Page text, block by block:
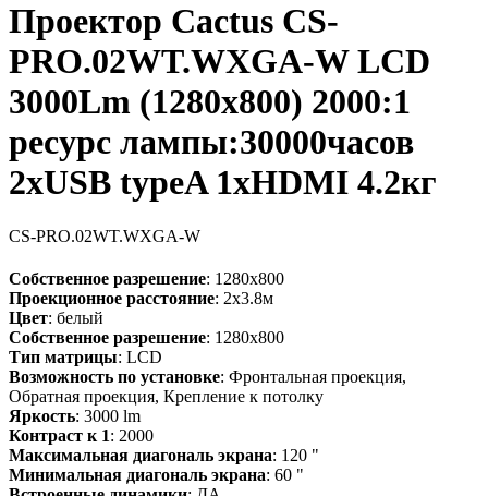
Проектор Cactus CS-
PRO.02WT.WXGA-W LCD
3000Lm (1280x800) 2000:1
ресурс лампы:30000часов
2xUSB typeA 1xHDMI 4.2кг
CS-PRO.02WT.WXGA-W
Собственное разрешение: 1280x800
Проекционное расстояние: 2x3.8м
Цвет: белый
Собственное разрешение: 1280x800
Тип матрицы: LCD
Возможность по установке: Фронтальная проекция,
Обратная проекция, Крепление к потолку
Яркость: 3000 lm
Контраст к 1: 2000
Максимальная диагональ экрана: 120 "
Минимальная диагональ экрана: 60 "